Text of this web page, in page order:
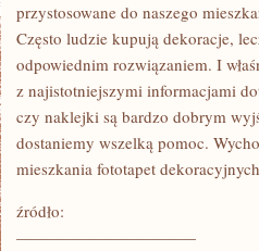
przystosowane do naszego
Często ludzie kupują dekoracje,
odpowiednim rozwiązaniem. I
z najistotniejszymi informacjami
czy naklejki są bardzo dobrym
dostaniemy wszelką pomoc.
mieszkania fototapet
źródło:
———————————